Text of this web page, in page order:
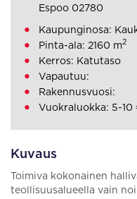
Kuvaus
Toimiva kokonainen
teollisuusalueella vain
Espoo 02780
Kaupunginosa:
Pinta-ala: 2160 m2
Kerros: Katutaso
Vapautuu:
Rakennusvuosi:
Vuokraluokka: 5-10